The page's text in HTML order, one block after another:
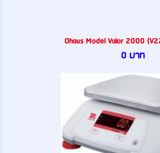
Ohaus Model Valor 2000
0 บาท